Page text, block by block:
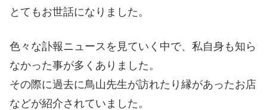
とてもお世話になりました。
色々な訃報ニュースを見ていく中で、私自身も知ら
なかった事が多くありました。
その際に過去に鳥山先生が訪れたり縁があったお店
などが紹介されていました。